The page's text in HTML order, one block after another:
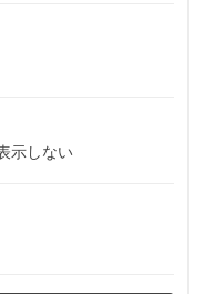
示しない